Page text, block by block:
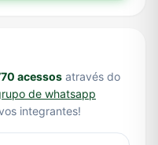
acessos através do
de whatsapp
integrantes!